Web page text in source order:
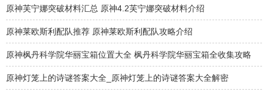
原神芙宁娜突破材料汇总 原神4.2芙宁娜突破材料介绍
原神莱欧斯利配队推荐 原神莱欧斯利配队攻略介绍
原神枫丹科学院华丽宝箱位置大全 枫丹科学院华丽宝箱全收集攻略
原神灯笼上的诗谜答案大全_原神灯笼上的诗谜答案大全解密